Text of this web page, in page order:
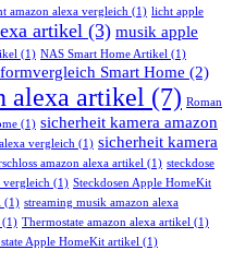
amazon alexa vergleich (1) licht apple
artikel (3) musik apple
(1) NAS Smart Home Artikel (1)
Smart Home (2)
alexa artikel (7) Roman
(1) sicherheit kamera amazon
vergleich (1) sicherheit kamera
amazon alexa artikel (1) steckdose
vergleich (1) Steckdosen Apple HomeKit
(1) streaming musik amazon alexa
(1) Thermostate amazon alexa artikel (1)
Apple HomeKit artikel (1)